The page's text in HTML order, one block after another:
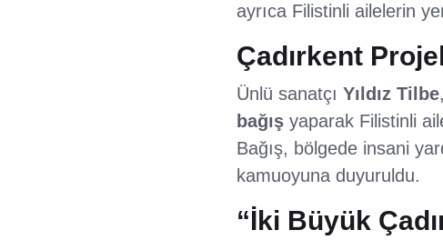
ayrıca Filistinli ailelerin
Çadırkent
Ünlü sanatçı Yıldız Tilbe
bağışyaparak Filistinli
Bağış, bölgede insani
kamuoyuna duyuruldu.
“İki Büyük